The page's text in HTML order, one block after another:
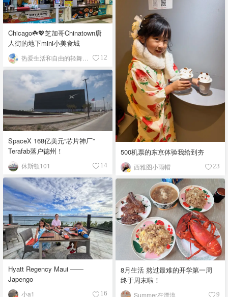
Chicago☘️💖芝加哥Chinatown唐
人街的地下mini小美食城
12
500机票的东京体验我给到夯
西雅图小雨帽 23
SpaceX 168亿美元“芯片神厂”
Terafab落户德州！
休斯顿101 14
Hyatt Regency Maui ——
Japengo
小a1 16
8月生活 熬过最难的开学第一周
终于周末啦！
Summer在漂流 9